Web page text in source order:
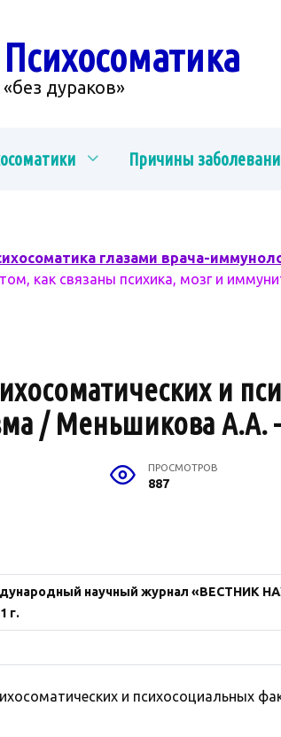
Психосоматика
«без дураков»
Причины
глазами врача-
как связаны психика, мозг и
и
/ Меньшикова А.А.
ПРОСМОТРОВ
887
научный журнал «ВЕСТНИК
г.
и психосоциальных